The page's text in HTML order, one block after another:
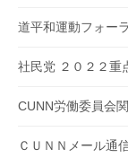
道平和運動フォー
社民党 ２０２２
CUNN労働委員会
ＣＵＮＮメール通